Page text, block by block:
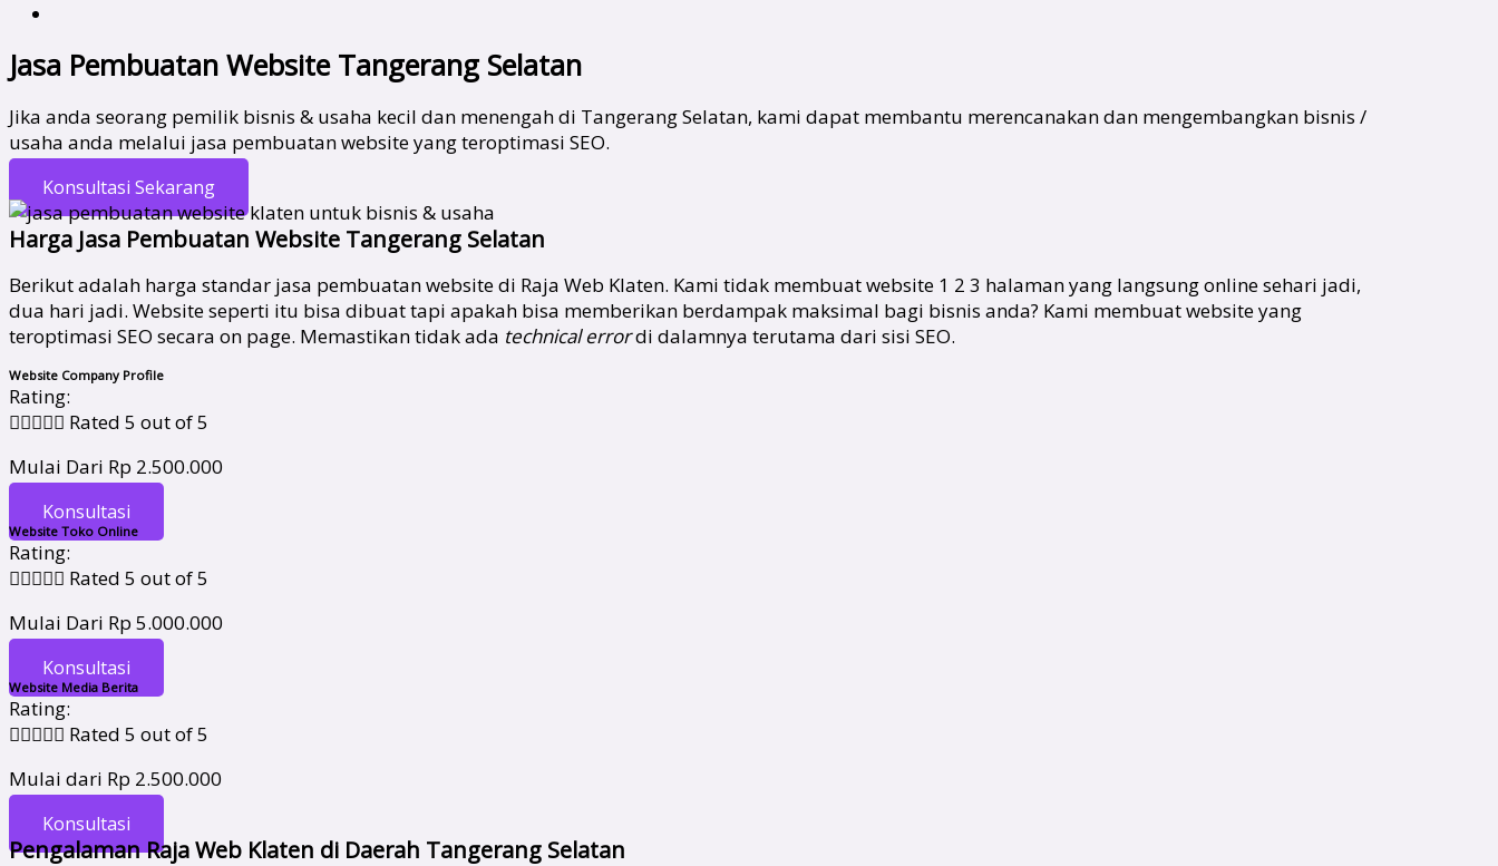
Jasa Pembuatan Website Tangerang Selatan
Jika anda seorang pemilik bisnis & usaha kecil dan menengah di Tangerang Selatan, kami dapat membantu merencanakan dan mengembangkan bisnis /
usaha anda melalui jasa pembuatan website yang teroptimasi SEO.
Konsultasi Sekarang
Harga Jasa Pembuatan Website Tangerang Selatan
Berikut adalah harga standar jasa pembuatan website di Raja Web Klaten. Kami tidak membuat website 1 2 3 halaman yang langsung online sehari jadi,
dua hari jadi. Website seperti itu bisa dibuat tapi apakah bisa memberikan berdampak maksimal bagi bisnis anda? Kami membuat website yang
teroptimasi SEO secara on page. Memastikan tidak ada technical errordi dalamnya terutama dari sisi SEO.
Website Company Profile
Rating:
 Rated 5 out of 5
Mulai Dari Rp 2.500.000
Konsultasi
Website Toko Online
Rating:
 Rated 5 out of 5
Mulai Dari Rp 5.000.000
Konsultasi
Website Media Berita
Rating:
 Rated 5 out of 5
Mulai dari Rp 2.500.000
Konsultasi
Pengalaman Raja Web Klaten di Daerah Tangerang Selatan